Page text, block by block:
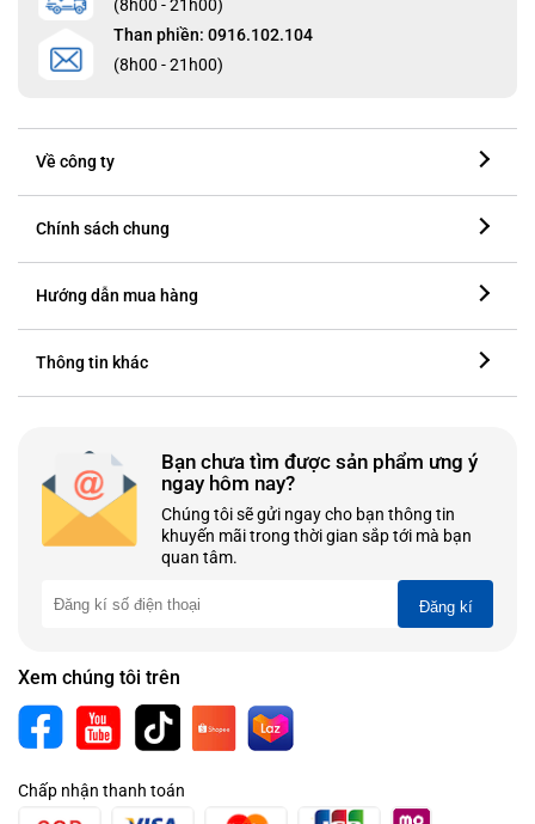
(8h00 - 21h00)
Than phiền: 0916.102.104
(8h00 - 21h00)
Về công ty
Chính sách chung
Hướng dẫn mua hàng
Thông tin khác
Bạn chưa tìm được sản phẩm ưng ý
ngay hôm nay?
Chúng tôi sẽ gửi ngay cho bạn thông tin
khuyến mãi trong thời gian sắp tới mà bạn
quan tâm.
Đăng kí
Xem chúng tôi trên
Chấp nhận thanh toán